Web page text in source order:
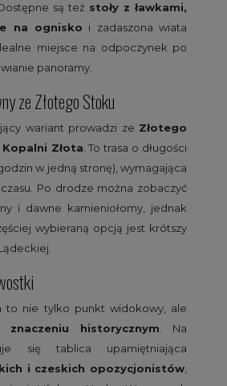
są też stoły z ławkami,
na ognisko i zadaszona wiata
miejsce na odpoczynek po
panoramy.
ze Złotego Stoku
wariant prowadzi ze Złotego
Kopalni Złota. To trasa o długości
w jedną stronę), wymagająca
Po drodze można zobaczyć
i dawne kamieniołomy, jednak
wybieraną opcją jest krótszy
to nie tylko punkt widokowy, ale
historycznym. Na
się tablica upamiętniająca
i czeskich opozycjonistów,